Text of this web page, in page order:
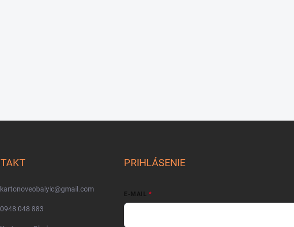
kartonoveobalylc@gmail.com
0948 048 883
PRIHLÁSENIE
E-MAIL